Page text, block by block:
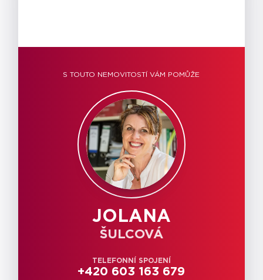
S TOUTO NEMOVITOSTÍ VÁM POMŮŽE
JOLANA
ŠULCOVÁ
TELEFONNÍ SPOJENÍ
+420 603 163 679